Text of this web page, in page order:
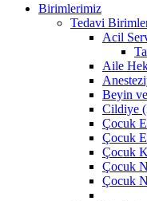
Birimlerimiz
Tedavi
Acil
Aile
Beyin
Cildiye
Çocuk
Çocuk
Çocuk
Çocuk
Çocuk